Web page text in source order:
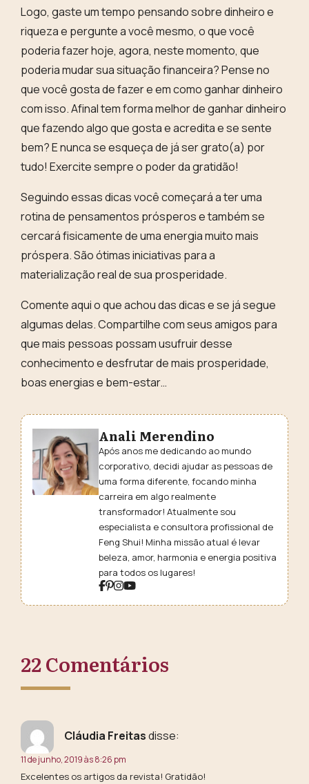
Logo, gaste um tempo pensando sobre dinheiro e
riqueza e pergunte a você mesmo, o que você
poderia fazer hoje, agora, neste momento, que
poderia mudar sua situação financeira?Pense no
que você gosta de fazer e em como ganhar dinheiro
com isso.Afinal tem forma melhor de ganhar dinheiro
que fazendo algo que gosta e acredita e se sente
bem? E nunca se esqueça de já ser grato(a) por
tudo! Exercite sempre o poder da gratidão!
Seguindo essas dicas você começará a ter uma
rotina de pensamentos prósperose também se
cercará fisicamente de uma energia muito mais
próspera. São ótimas iniciativas para a
materialização real de sua prosperidade.
Comente aqui o que achou das dicas e se já segue
algumas delas. Compartilhe com seus amigos para
que mais pessoas possam usufruir desse
conhecimento e desfrutar de mais prosperidade,
boas energias e bem-estar…
Anali Merendino
Após anos me dedicando ao mundo
corporativo, decidi ajudar as pessoas de
uma forma diferente, focando minha
carreira em algo realmente
transformador! Atualmente sou
especialista e consultora profissional de
Feng Shui! Minha missão atual é levar
beleza, amor, harmonia e energia positiva
para todos os lugares!
22 Comentários
Cláudia Freitasdisse:
11 de junho, 2019 às 8:26 pm
Excelentes os artigos da revista! Gratidão!